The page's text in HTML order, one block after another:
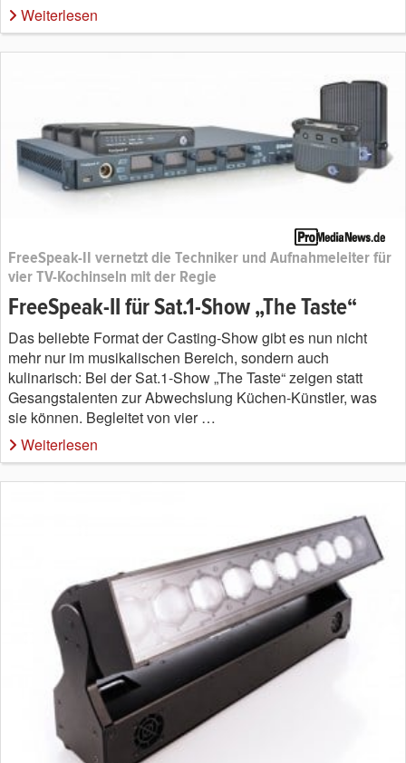
Weiterlesen
FreeSpeak-II vernetzt die Techniker und Aufnahmeleiter für
vier TV-Kochinseln mit der Regie
FreeSpeak-II für Sat.1-Show „The Taste“
Das beliebte Format der Casting-Show gibt es nun nicht
mehr nur im musikalischen Bereich, sondern auch
kulinarisch: Bei der Sat.1-Show „The Taste“ zeigen statt
Gesangstalenten zur Abwechslung Küchen-Künstler, was
sie können. Begleitet von vier …
Weiterlesen